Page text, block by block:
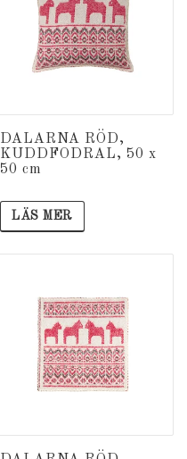
DALARNA RÖD,
KUDDFODRAL, 50 x
50 cm
LÄS MER